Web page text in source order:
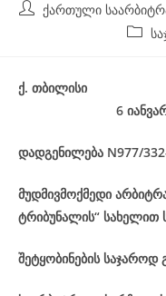
Post ქართული
Post
ქ. თბილისი
6 იანვარი,
დადგენილება N977/
მუდმივმოქმედი
ტრიბუნალის“ სახელით
შეტყობინების საჯაროდ